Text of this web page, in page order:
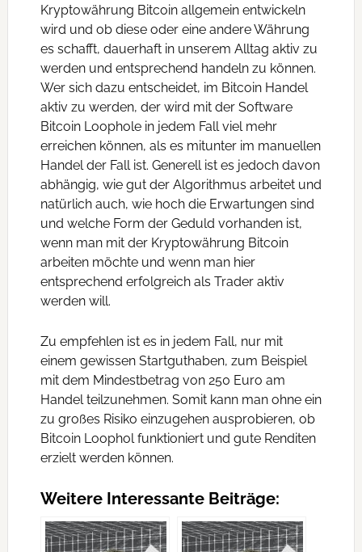
Kryptowährung Bitcoin allgemein entwickeln
wird und ob diese oder eine andere Währung
es schafft, dauerhaft in unserem Alltag aktiv zu
werden und entsprechend handeln zu können.
Wer sich dazu entscheidet, im Bitcoin Handel
aktiv zu werden, der wird mit der Software
Bitcoin Loophole in jedem Fall viel mehr
erreichen können, als es mitunter im manuellen
Handel der Fall ist. Generell ist es jedoch davon
abhängig, wie gut der Algorithmus arbeitet und
natürlich auch, wie hoch die Erwartungen sind
und welche Form der Geduld vorhanden ist,
wenn man mit der Kryptowährung Bitcoin
arbeiten möchte und wenn man hier
entsprechend erfolgreich als Trader aktiv
werden will.
Zu empfehlen ist es in jedem Fall, nur mit
einem gewissen Startguthaben, zum Beispiel
mit dem Mindestbetrag von 250 Euro am
Handel teilzunehmen. Somit kann man ohne ein
zu großes Risiko einzugehen ausprobieren, ob
Bitcoin Loophol funktioniert und gute Renditen
erzielt werden können.
Weitere Interessante Beiträge: